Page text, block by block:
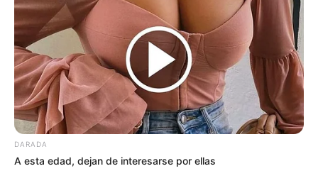
DARADA
A esta edad, dejan de interesarse por ellas